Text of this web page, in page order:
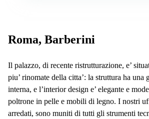
Centers
Roma, Barberini
Il palazzo, di recente ristrutturazione, e’
piu’ rinomate della citta’: la struttura ha una
interna, e l’interior design e’ elegante e
poltrone in pelle e mobili di legno. I nostri
arredati, sono muniti di tutti gli strumenti